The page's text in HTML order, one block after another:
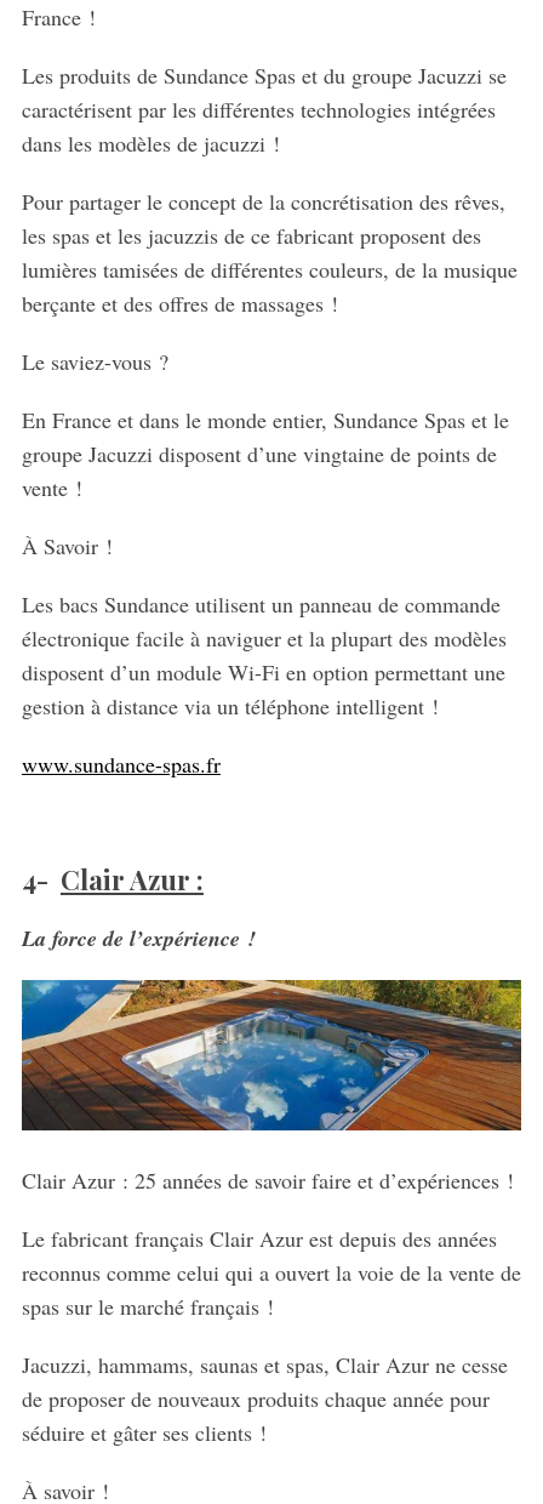
France !
Les produits de Sundance Spas et du groupe Jacuzzi se
caractérisent par les différentes technologies intégrées
dans les modèles de jacuzzi !
Pour partager le concept de la concrétisation des rêves,
les spas et les jacuzzis de ce fabricant proposent des
lumières tamisées de différentes couleurs, de la musique
berçante et des offres de massages !
Le saviez-vous ?
En France et dans le monde entier, Sundance Spas et le
groupe Jacuzzi disposent d’une vingtaine de points de
vente !
À Savoir !
Les bacs Sundance utilisent un panneau de commande
électronique facile à naviguer et la plupart des modèles
disposent d’un module Wi-Fi en option permettant une
gestion à distance via un téléphone intelligent !
www.sundance-spas.fr
4- Clair Azur :
La force de l’expérience !
Clair Azur : 25 années de savoir faire et d’expériences !
Le fabricant français Clair Azur est depuis des années
reconnus comme celui qui a ouvert la voie de la vente de
spas sur le marché français !
Jacuzzi, hammams, saunas et spas, Clair Azur ne cesse
de proposer de nouveaux produits chaque année pour
séduire et gâter ses clients !
À savoir !